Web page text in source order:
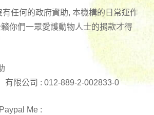
任何的政府資助, 本機構的日常運作
你們一眾愛護動物人士的捐款才得
有限公司 : 012-889-2-002833-0
Me :